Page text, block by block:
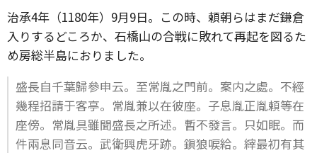
治承4年（1180年）9月9日。この時、頼朝らはまだ鎌倉
入りするどころか、石橋山の合戦に敗れて再起を図るた
め房総半島におりました。
盛長自千葉歸參申云。至常胤之門前。案内之處。不經
幾程招請于客亭。常胤兼以在彼座。子息胤正胤頼等在
座傍。常胤具雖聞盛長之所述。暫不發言。只如眠。而
件兩息同音云。武衛興虎牙跡。鎭狼唳給。縡最初有其